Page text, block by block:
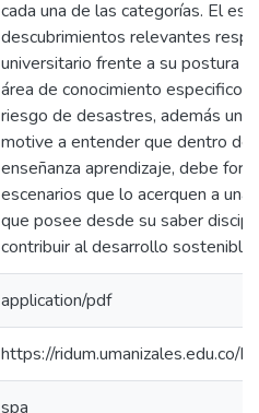
cada una de las categorías. El
descubrimientos relevantes
universitario frente a su postura
área de conocimiento especifico
riesgo de desastres, además
motive a entender que dentro de
enseñanza aprendizaje, debe
escenarios que lo acerquen a
que posee desde su saber
contribuir al desarrollo sostenible.
application/pdf
https://
spa